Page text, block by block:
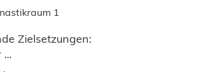
1
Zielsetzungen: